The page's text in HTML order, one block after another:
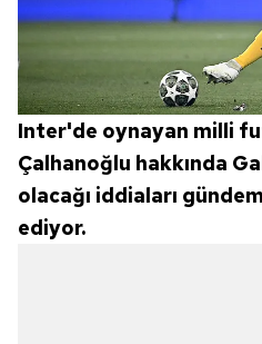
Inter'de oynayan milli
Çalhanoğlu hakkında
olacağı iddiaları
ediyor.